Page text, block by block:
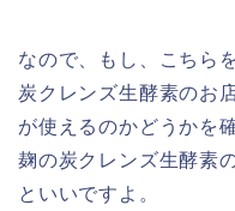
なので、もし、こちら
炭クレンズ生酵素のお
が使えるのかどうかを
麹の炭クレンズ生酵素
といいですよ。